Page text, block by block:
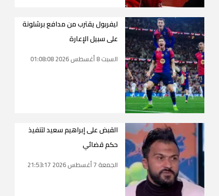
ليفربول يقترب من مدافع برشلونة
على سبيل الإعارة
السبت 8 أغسطس 2026 01:08:08
القبض على إبراهيم سعيد لتنفيذ
حكم قضائي
الجمعة 7 أغسطس 2026 21:53:17